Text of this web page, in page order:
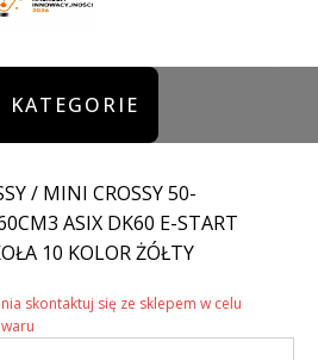
KATEGORIE
/ MINI CROSSY 50-
ASIX DK60 E-START
10 KOLOR ŻÓŁTY
skontaktuj się ze sklepem w celu